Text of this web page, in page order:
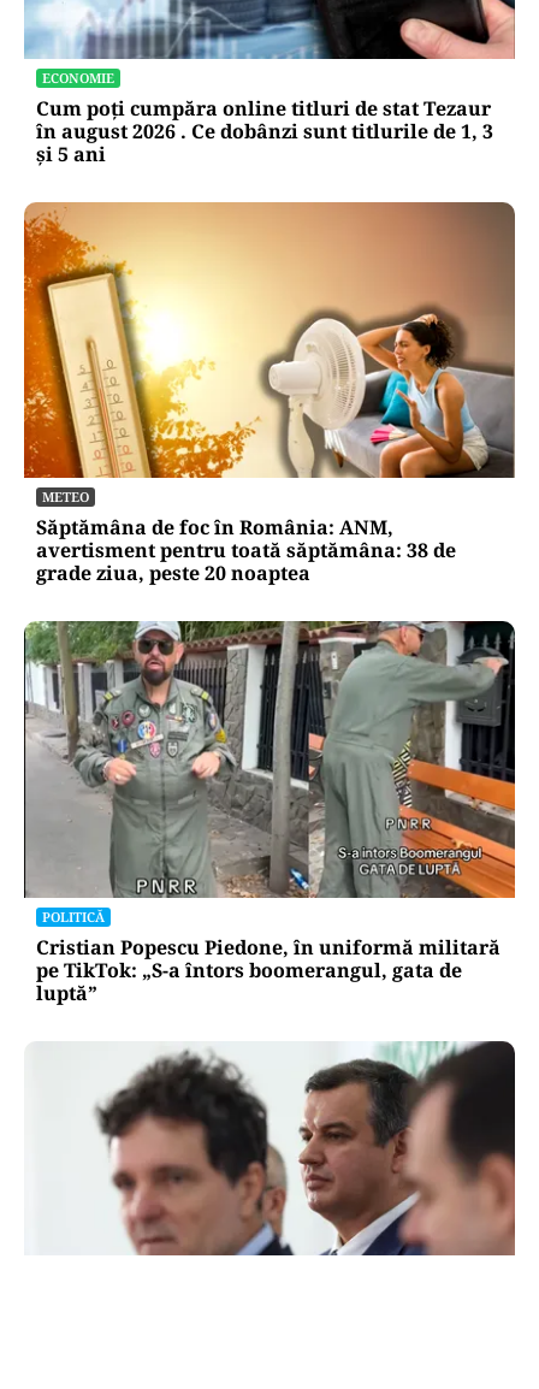
ECONOMIE
Cum poți cumpăra online titluri de stat Tezaur
în august 2026 . Ce dobânzi sunt titlurile de 1, 3
și 5 ani
METEO
Săptămâna de foc în România: ANM,
avertisment pentru toată săptămâna: 38 de
grade ziua, peste 20 noaptea
POLITICĂ
Cristian Popescu Piedone, în uniformă militară
pe TikTok: „S-a întors boomerangul, gata de
luptă”